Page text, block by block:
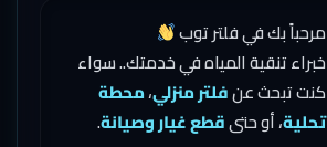
مرحباً بك في فلتر توب
خبراء تنقية المياه في خدمتك.. سواء
كنت تبحث عنفلتر منزلي،محطة
تحلية، أو حتىقطع غيار وصيانة.